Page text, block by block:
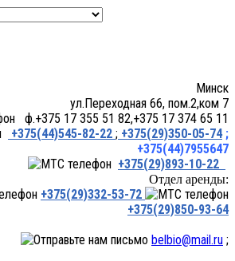
ул.Переходная 66, пом.2,ком 7
ф.+375 17 355 51 82,+375 17 374 65 11
+375(44)545-82-22 ; +375(29)350-05-74 ;
+375(44)7955647
+375(29)893-10-22
Отдел аренды:
+375(29)332-53-72
+375(29)850-93-64
belbio@mail.ru ;